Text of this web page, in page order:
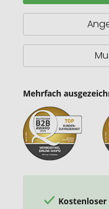
Mehrfach
Kostenloser